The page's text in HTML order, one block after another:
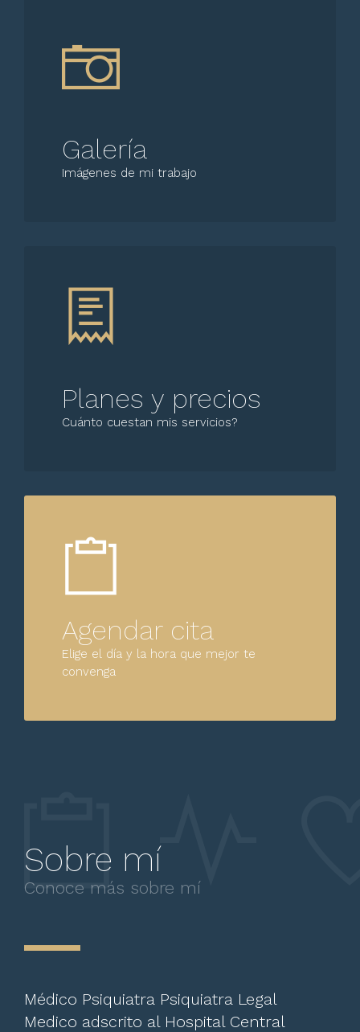
Galería
Imágenes de mi trabajo
Planes y precios
Cuánto cuestan mis servicios?
Agendar cita
Elige el día y la hora que mejor te
convenga
Sobre mí
Conoce más sobre mí
Médico Psiquiatra Psiquiatra Legal
Medico adscrito al Hospital Central